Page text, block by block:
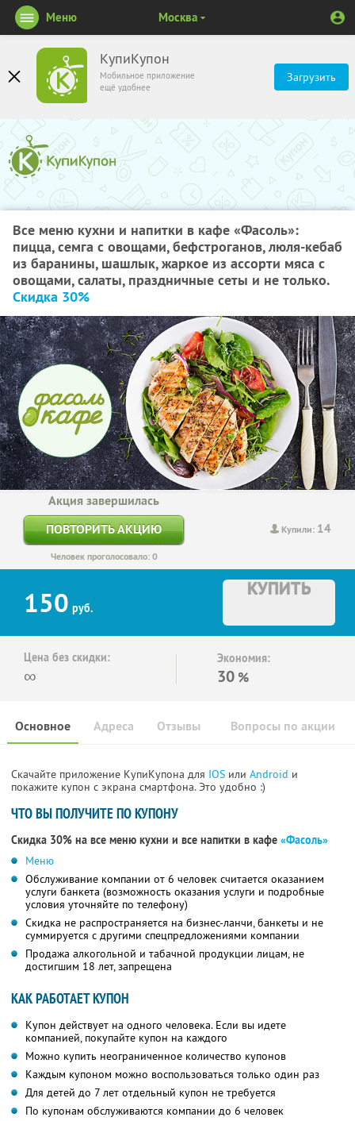
КупиКупон
Мобильное приложение
ещё удобнее
Загрузить
Меню Москва
Все меню кухни и напитки в кафе «Фасоль»:
пицца, семга с овощами, бефстроганов, люля-кебаб
из баранины, шашлык, жаркое из ассорти мяса с
овощами, салаты, праздничные сеты и не только.
Скидка 30%
Купили: 14
Акция завершилась
ПОВТОРИТЬ АКЦИЮ
Человек проголосовало: 0
150 руб.
КУПИТЬ
Цена без скидки:
∞
Экономия:
30 %
Основное Отзывы Вопросы по акции
Адреса
Скачайте приложение КупиКупона для IOS или Android и
покажите купон с экрана смартфона. Это удобно :)
ЧТО ВЫ ПОЛУЧИТЕ ПО КУПОНУ
Скидка 30% на все меню кухни и все напитки в кафе «Фасоль»
Меню
Обслуживание компании от 6 человек считается оказанием
услуги банкета (возможность оказания услуги и подробные
условия уточняйте по телефону)
Скидка не распространяется на бизнес-ланчи, банкеты и не
суммируется с другими спецпредложениями компании
Продажа алкогольной и табачной продукции лицам, не
достигшим 18 лет, запрещена
КАК РАБОТАЕТ КУПОН
Купон действует на одного человека. Если вы идете
компанией, покупайте купон на каждого
Можно купить неограниченное количество купонов
Каждым купоном можно воспользоваться только один раз
Для детей до 7 лет отдельный купон не требуется
По купонам обслуживаются компании до 6 человек